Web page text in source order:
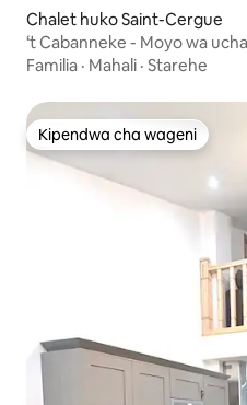
Chalet huko Saint-Cergue
‘t Cabanneke - Moyo wa
Familia · Mahali · Starehe
Kipendwa cha wageni
Kipendwa cha wageni